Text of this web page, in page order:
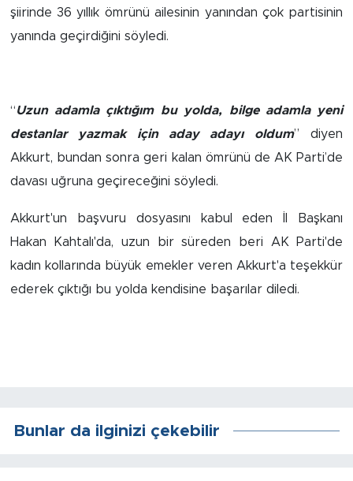
şiirinde 36 yıllık ömrünü ailesinin yanından çok partisinin
yanında geçirdiğini söyledi.
“Uzun adamla çıktığım bu yolda, bilge adamla yeni
destanlar yazmak için aday adayı oldum” diyen
Akkurt, bundan sonra geri kalan ömrünü de AK Parti’de
davası uğruna geçireceğini söyledi.
Akkurt'un başvuru dosyasını kabul eden İl Başkanı
Hakan Kahtalı'da, uzun bir süreden beri AK Parti'de
kadın kollarında büyük emekler veren Akkurt'a teşekkür
ederek çıktığı bu yolda kendisine başarılar diledi.
Bunlar da ilginizi çekebilir
Arapgir
Darende
Doğanşehir
Hekimhan
Pütürge